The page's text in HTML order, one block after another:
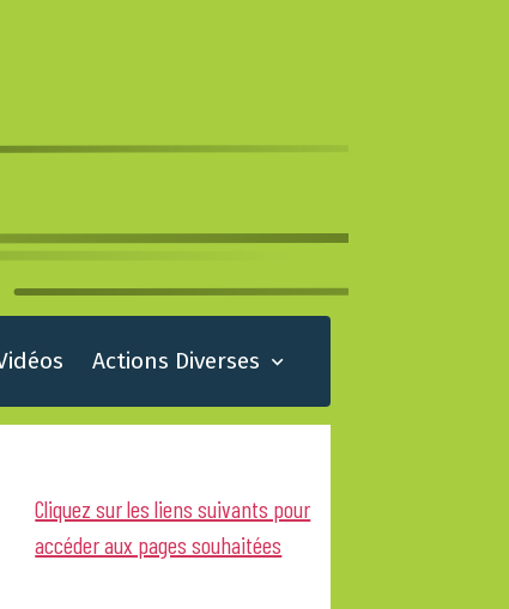
Actions Diverses
Cliquez sur les liens suivants pour
accéder aux pages souhaitées